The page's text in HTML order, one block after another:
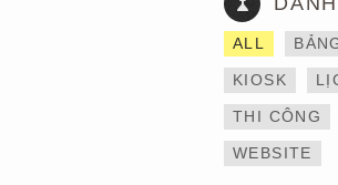
ALL
KIOSK
THI CÔNG
WEBSITE
THIẾT KẾ
GIAN
TRIỂN
TỐI ƯU
GIA